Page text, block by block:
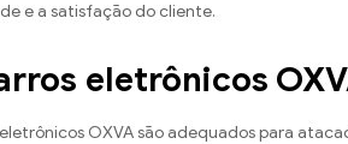
e a satisfação do cliente.
eletrônicos
OXVA são adequados para